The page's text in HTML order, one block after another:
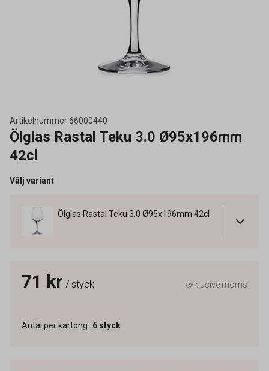
Artikelnummer66000440
Ölglas Rastal Teku 3.0 Ø95x196mm
42cl
Välj variant
Ölglas Rastal Teku 3.0 Ø95x196mm 42cl
71 kr / styck exklusive moms
Antal per kartong: 6 styck